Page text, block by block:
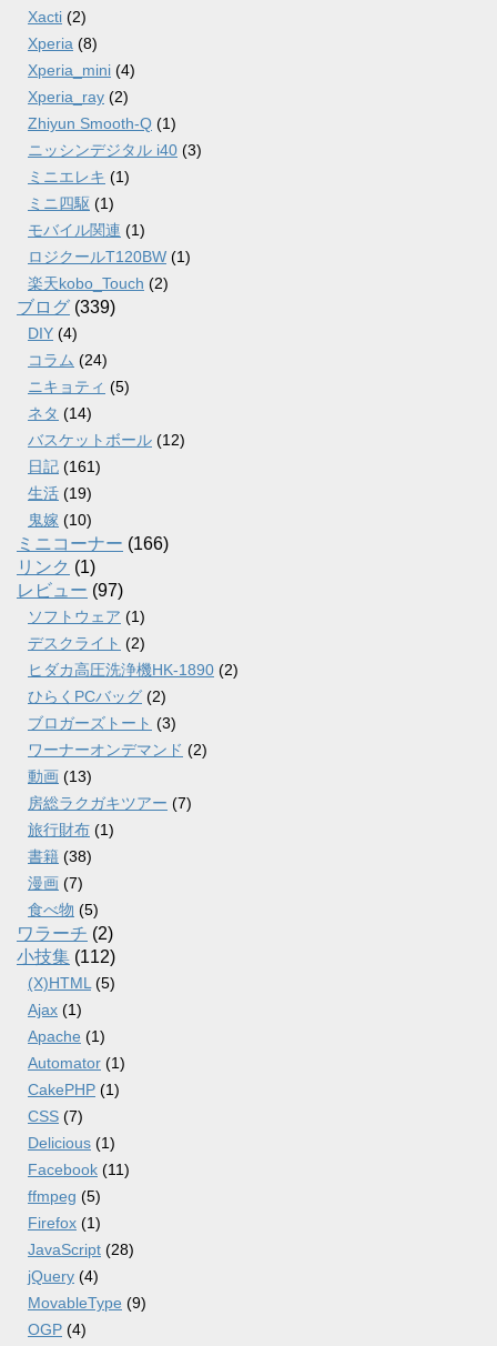
Xacti (2)
Xperia (8)
Xperia_mini (4)
Xperia_ray (2)
Zhiyun Smooth-Q (1)
ニッシンデジタル i40 (3)
ミニエレキ (1)
ミニ四駆 (1)
モバイル関連 (1)
ロジクールT120BW (1)
楽天kobo_Touch (2)
ブログ (339)
DIY (4)
コラム (24)
ニキョティ (5)
ネタ (14)
バスケットボール (12)
日記 (161)
生活 (19)
鬼嫁 (10)
ミニコーナー (166)
リンク (1)
レビュー (97)
ソフトウェア (1)
デスクライト (2)
ヒダカ高圧洗浄機HK-1890 (2)
ひらくPCバッグ (2)
ブロガーズトート (3)
ワーナーオンデマンド (2)
動画 (13)
房総ラクガキツアー (7)
旅行財布 (1)
書籍 (38)
漫画 (7)
食べ物 (5)
ワラーチ (2)
小技集 (112)
(X)HTML (5)
Ajax (1)
Apache (1)
Automator (1)
CakePHP (1)
CSS (7)
Delicious (1)
Facebook (11)
ffmpeg (5)
Firefox (1)
JavaScript (28)
jQuery (4)
MovableType (9)
OGP (4)